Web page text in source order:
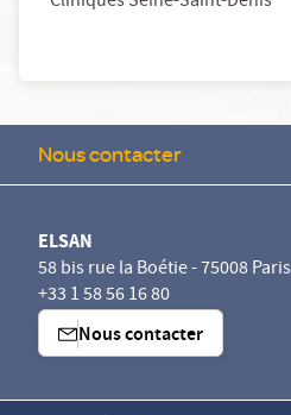
Nous contacter
ELSAN
58 bis rue la Boétie - 75008 Paris
+33 1 58 56 16 80
Nous contacter